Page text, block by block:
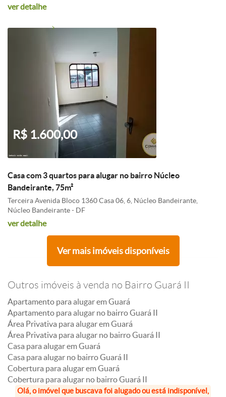
ver detalhe
R$ 1.600,00
Casa com 3 quartos para alugar no bairro Núcleo
Bandeirante, 75m²
Terceira Avenida Bloco 1360 Casa 06, 6, Núcleo Bandeirante,
Núcleo Bandeirante - DF
ver detalhe
Ver mais imóveis disponíveis
Outros imóveis à venda no Bairro Guará II
Apartamento para alugar em Guará
Apartamento para alugar no bairro Guará II
Área Privativa para alugar em Guará
Área Privativa para alugar no bairro Guará II
Casa para alugar em Guará
Casa para alugar no bairro Guará II
Cobertura para alugar em Guará
Cobertura para alugar no bairro Guará II
Olá, o imóvel que buscava foi alugado ou está indisponível,